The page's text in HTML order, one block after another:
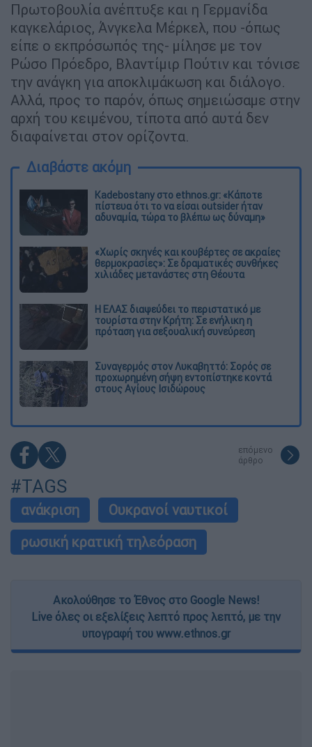
Πρωτοβουλία ανέπτυξε και η Γερμανίδα
καγκελάριος, Άνγκελα Μέρκελ, που -όπως
είπε ο εκπρόσωπός της- μίλησε με τον
Ρώσο Πρόεδρο, Βλαντίμιρ Πούτιν και τόνισε
την ανάγκη για αποκλιμάκωση και διάλογο.
Αλλά, προς το παρόν, όπως σημειώσαμε στην
αρχή του κειμένου, τίποτα από αυτά δεν
διαφαίνεται στον ορίζοντα.
Διαβάστε ακόμη
Kadebostany στο ethnos.gr: «Κάποτε
πίστευα ότι το να είσαι outsider ήταν
αδυναμία, τώρα το βλέπω ως δύναμη»
«Χωρίς σκηνές και κουβέρτες σε ακραίες
θερμοκρασίες»: Σε δραματικές συνθήκες
χιλιάδες μετανάστες στη Θέουτα
Η ΕΛΑΣ διαψεύδει το περιστατικό με
τουρίστα στην Κρήτη: Σε ενήλικη η
πρόταση για σεξουαλική συνεύρεση
Συναγερμός στον Λυκαβηττό: Σορός σε
προχωρημένη σήψη εντοπίστηκε κοντά
στους Αγίους Ισιδώρους
επόμενο
άρθρο
#TAGS
ανάκριση
Ουκρανοί ναυτικοί
ρωσική κρατική τηλεόραση
Ακολούθησε το Έθνος στο Google News!
Live όλες οι εξελίξεις λεπτό προς λεπτό, με την
υπογραφή του www.ethnos.gr